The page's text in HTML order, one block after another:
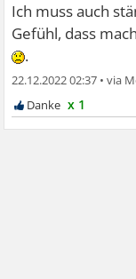
Ich muss auch
Gefühl, dass
.
22.12.2022 02:37 •
x 1